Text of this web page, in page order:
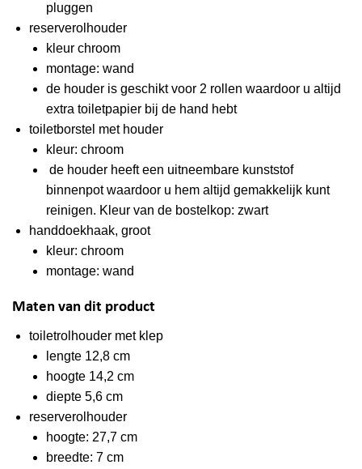
pluggen
reserverolhouder
kleur chroom
montage: wand
de houder is geschikt voor 2 rollen waardoor u altijd
extra toiletpapier bij de hand hebt
toiletborstel met houder
kleur: chroom
de houder heeft een uitneembare kunststof
binnenpot waardoor u hem altijd gemakkelijk kunt
reinigen. Kleur van de bostelkop: zwart
handdoekhaak, groot
kleur: chroom
montage: wand
Maten van dit product
toiletrolhouder met klep
lengte 12,8 cm
hoogte 14,2 cm
diepte 5,6 cm
reserverolhouder
hoogte: 27,7 cm
breedte: 7 cm